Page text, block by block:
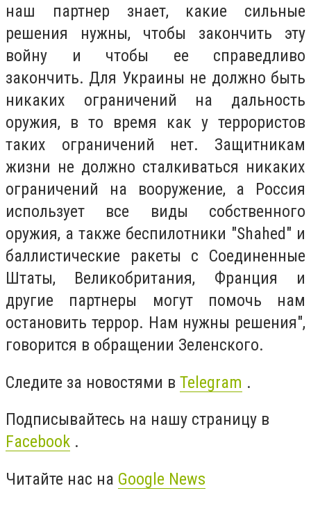
наш партнер знает, какие сильные
решения нужны, чтобы закончить эту
войну и чтобы ее справедливо
закончить. Для Украины не должно быть
никаких ограничений на дальность
оружия, в то время как у террористов
таких ограничений нет. Защитникам
жизни не должно сталкиваться никаких
ограничений на вооружение, а Россия
использует все виды собственного
оружия, а также беспилотники "Shahed" и
баллистические ракеты с Соединенные
Штаты, Великобритания, Франция и
другие партнеры могут помочь нам
остановить террор. Нам нужны решения",
говорится в обращении Зеленского.
Следите за новостями в Telegram .
Подписывайтесь на нашу страницу в
Facebook .
Читайте нас на Google News